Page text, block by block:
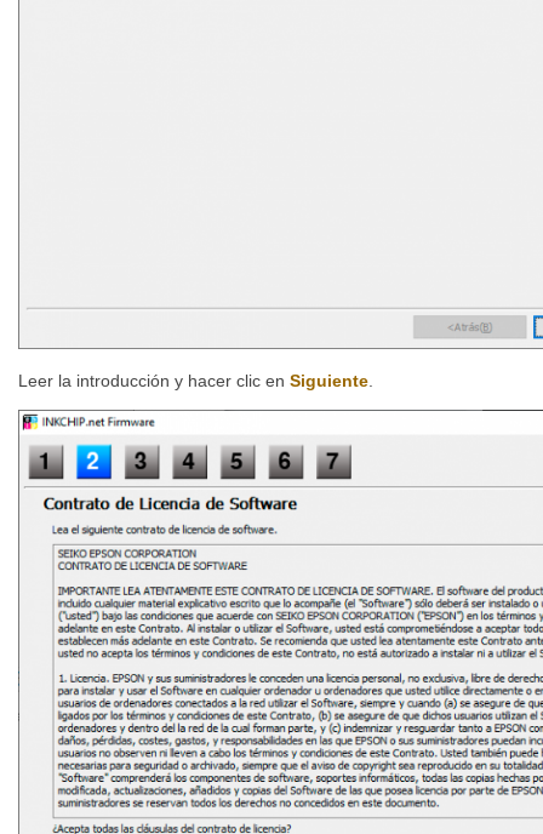
Leer la introducción y hacer clic en Siguiente